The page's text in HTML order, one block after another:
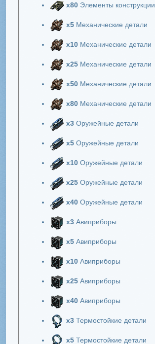
х80 Элементы конструкции
х5 Механические детали
х10 Механические детали
х25 Механические детали
х50 Механические детали
х80 Механические детали
х3 Оружейные детали
х5 Оружейные детали
х10 Оружейные детали
х25 Оружейные детали
х40 Оружейные детали
х3 Авиприборы
х5 Авиприборы
х10 Авиприборы
х25 Авиприборы
х40 Авиприборы
х3 Термостойкие детали
х5 Термостойкие детали